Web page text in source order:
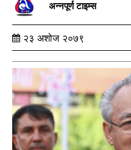
अन्नपूर्ण टाइम्स
२३ अशोज २०७९